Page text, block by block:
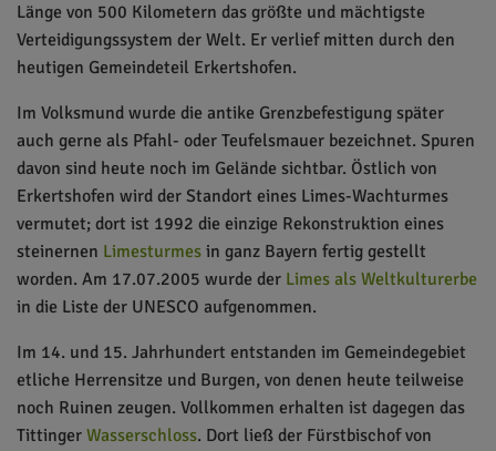
Länge von 500 Kilometern das größte und mächtigste
Verteidigungssystem der Welt. Er verlief mitten durch den
heutigen Gemeindeteil Erkertshofen.
Im Volksmund wurde die antike Grenzbefestigung später
auch gerne als Pfahl- oder Teufelsmauer bezeichnet. Spuren
davon sind heute noch im Gelände sichtbar. Östlich von
Erkertshofen wird der Standort eines Limes-Wachturmes
vermutet; dort ist 1992 die einzige Rekonstruktion eines
steinernen Limesturmes in ganz Bayern fertig gestellt
worden. Am 17.07.2005 wurde der Limes als Weltkulturerbe
in die Liste der UNESCO aufgenommen.
Im 14. und 15. Jahrhundert entstanden im Gemeindegebiet
etliche Herrensitze und Burgen, von denen heute teilweise
noch Ruinen zeugen. Vollkommen erhalten ist dagegen das
Tittinger Wasserschloss. Dort ließ der Fürstbischof von